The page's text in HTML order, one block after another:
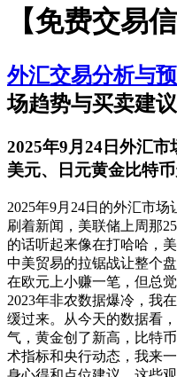
【免费交易信
外汇交易分析与
场趋势与买卖建议
2025年9月24日外汇
美元、日元黄金比特
2025年9月24日的外汇市
刷着新闻，美联储上周那
的话听起来像在打哈哈，
中美贸易的拉锯战让整个
在欧元上小赚一笔，但总
2023年非农数据爆冷，我
缓过来。从今天的数据看
气，黄金创了新高，比特
术指标和央行动态，我来